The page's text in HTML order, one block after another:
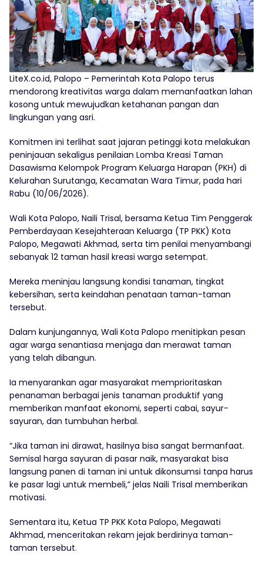
LiteX.co.id, Palopo – Pemerintah Kota Palopo terus
mendorong kreativitas warga dalam memanfaatkan lahan
kosong untuk mewujudkan ketahanan pangan dan
lingkungan yang asri.
Komitmen ini terlihat saat jajaran petinggi kota melakukan
peninjauan sekaligus penilaian Lomba Kreasi Taman
Dasawisma Kelompok Program Keluarga Harapan (PKH) di
Kelurahan Surutanga, Kecamatan Wara Timur, pada hari
Rabu (10/06/2026).
Wali Kota Palopo, Naili Trisal, bersama Ketua Tim Penggerak
Pemberdayaan Kesejahteraan Keluarga (TP PKK) Kota
Palopo, Megawati Akhmad, serta tim penilai menyambangi
sebanyak 12 taman hasil kreasi warga setempat.
Mereka meninjau langsung kondisi tanaman, tingkat
kebersihan, serta keindahan penataan taman-taman
tersebut.
Dalam kunjungannya, Wali Kota Palopo menitipkan pesan
agar warga senantiasa menjaga dan merawat taman
yang telah dibangun.
Ia menyarankan agar masyarakat memprioritaskan
penanaman berbagai jenis tanaman produktif yang
memberikan manfaat ekonomi, seperti cabai, sayur-
sayuran, dan tumbuhan herbal.
“Jika taman ini dirawat, hasilnya bisa sangat bermanfaat.
Semisal harga sayuran di pasar naik, masyarakat bisa
langsung panen di taman ini untuk dikonsumsi tanpa harus
ke pasar lagi untuk membeli,” jelas Naili Trisal memberikan
motivasi.
Sementara itu, Ketua TP PKK Kota Palopo, Megawati
Akhmad, menceritakan rekam jejak berdirinya taman-
taman tersebut.